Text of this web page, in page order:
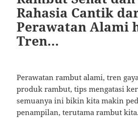
Rahasia Cantik
Perawatan Alami
Tren…
Perawatan rambut alami, tren
produk rambut, tips mengatasi
semuanya ini bikin kita makin
penampilan, terutama rambut